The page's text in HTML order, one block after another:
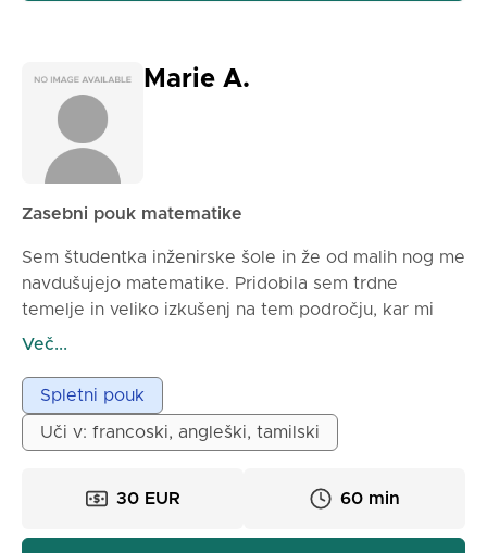
Marie A.
Zasebni pouk matematike
Sem študentka inženirske šole in že od malih nog me
navdušujejo matematike. Pridobila sem trdne
temelje in veliko izkušenj na tem področju, kar mi
omogoča učinkovito prenašanje svojih znanj. Moj
ponavljanjem bistvenih pojmov, nato pa se lotimo
praktičnih vaj za utrjevanje vašega razumevanja. Moj
pedagoški slog je jasen in strukturiran, s podrobnimi
bolj dostopne. S pomočjo mojega pouka bodo moji
pridobili samozavest in bodo sposobni reševati
Več...
Spletni pouk
Uči v: francoski, angleški, tamilski
30 EUR 60 min